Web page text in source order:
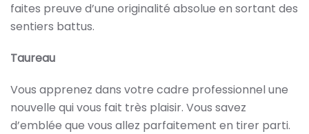
faites preuve d’une originalité absolue en sortant des
sentiers battus.
Taureau
Vous apprenez dans votre cadre professionnel une
nouvelle qui vous fait très plaisir. Vous savez
d’emblée que vous allez parfaitement en tirer parti.